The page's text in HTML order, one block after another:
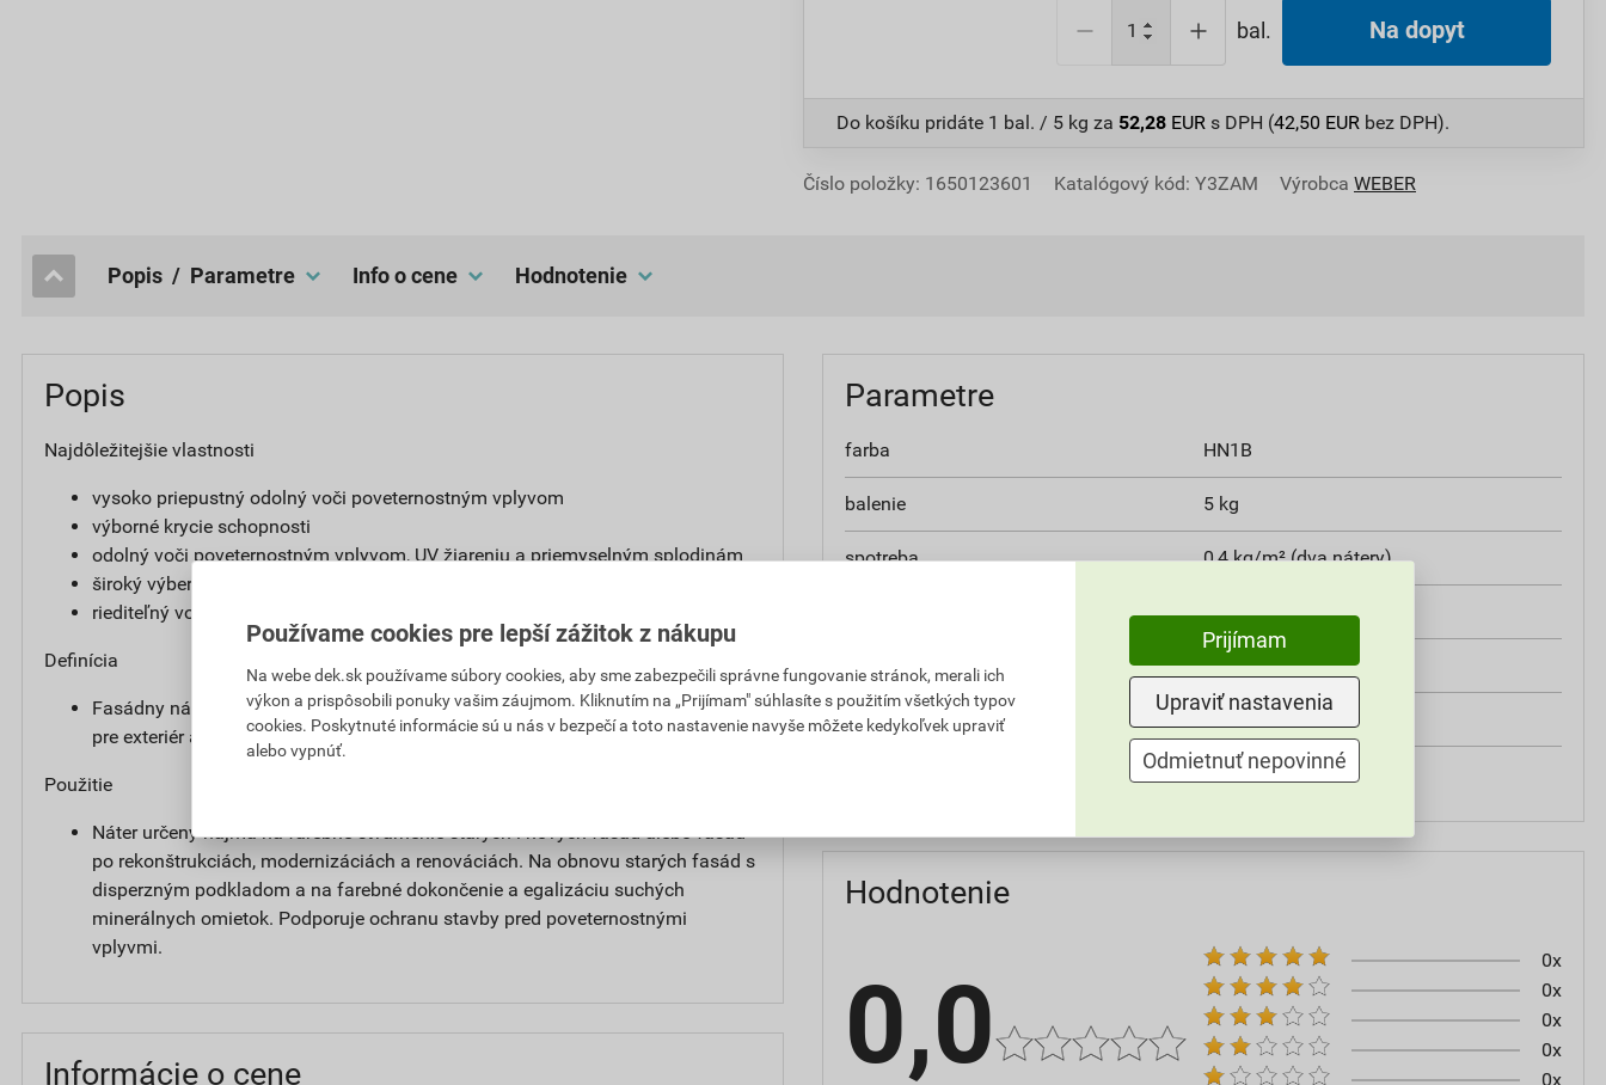
bal. Na dopyt
Do košíku pridáte 1 bal. / 5 kg za 52,28 EUR s DPH (42,50 EUR bez DPH).
Číslo položky: 1650123601 Katalógový kód: Y3ZAM Výrobca WEBER
popis / Parametre Info o cene hodnotenie
Popis
Najdôležitejšie vlastnosti
vysoko priepustný odolný voči poveternostným vplyvom
výborné krycie schopnosti
odolný voči poveternostným vplyvom, UV žiareniu a priemyselným splodinám
široký výber odtieňov
riediteľný vodou
Definícia
Fasádny náter obsahujúci silikónovú disperziu, pripravený na priame použitie
pre exteriér aj interiér.
Použitie
Náter určený najmä na farebné stvárnenie starých i nových fasád alebo fasád
po rekonštrukciách, modernizáciách a renováciách. Na obnovu starých fasád s
disperzným podkladom a na farebné dokončenie a egalizáciu suchých
minerálnych omietok. Podporuje ochranu stavby pred poveternostnými
vplyvmi.
Informácie o cene
Parametre
farba HN1B
balenie 5 kg
spotreba 0,4 kg/m² (dva nátery)
5 kg
typ silikónový náter
hustota 1550 +/- 100 kg/m³
8,0 +/- 1,0
Hodnotenie
0,0
0x
0x
0x
0x
0x
Používame cookies pre lepší zážitok z nákupu
Na webe dek.sk používame súbory cookies, aby sme zabezpečili správne fungovanie stránok, merali ich
výkon a prispôsobili ponuky vašim záujmom. Kliknutím na „Prijímam" súhlasíte s použitím všetkých typov
cookies. Poskytnuté informácie sú u nás v bezpečí a toto nastavenie navyše môžete kedykoľvek upraviť
alebo vypnúť.
Prijímam
Upraviť nastavenia
Odmietnuť nepovinné